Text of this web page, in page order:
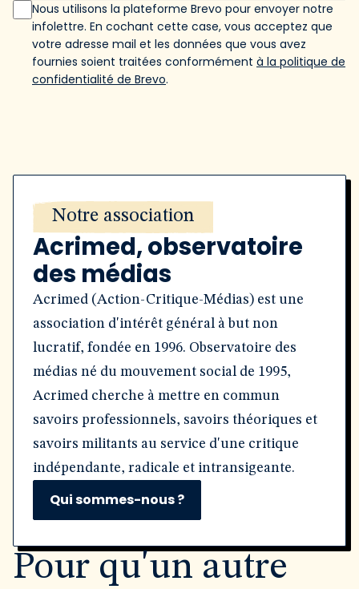
Nous utilisons la plateforme Brevo pour envoyer notre
infolettre. En cochant cette case, vous acceptez que
votre adresse mail et les données que vous avez
fournies soient traitées conformément à la politique de
confidentialité de Brevo.
Notre association
Acrimed, observatoire
des médias
Acrimed (Action-Critique-Médias) est une
association d'intérêt général à but non
lucratif, fondée en 1996. Observatoire des
médias né du mouvement social de 1995,
Acrimed cherche à mettre en commun
savoirs professionnels, savoirs théoriques et
savoirs militants au service d'une critique
indépendante, radicale et intransigeante.
Qui sommes-nous ?
Pour qu'un autre